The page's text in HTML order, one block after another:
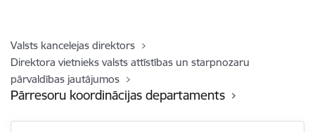
Valsts kancelejas direktors
Direktora vietnieks valsts attīstības un starpnozaru
pārvaldības jautājumos
Pārresoru koordinācijas departaments